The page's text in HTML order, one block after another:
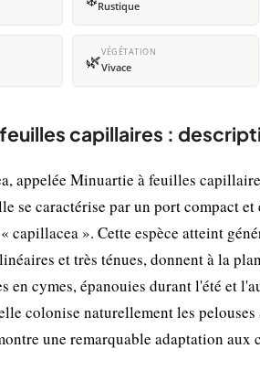
Rustique
🌿VÉGÉTATION
Vivace
capillaires :
appelée Minuartie à feuilles
se caractérise par un port compact
capillacea ». Cette espèce atteint
et très ténues, donnent à la
en cymes, épanouies durant l'été et
colonise naturellement les
une remarquable adaptation